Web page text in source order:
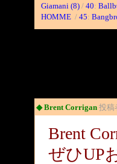
Giamani (8) / 40:
HOMME / 45:
◆ Brent Corrigan 投稿
Brent
ぜひUP